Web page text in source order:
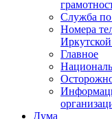
Служба по
Номера
Главное
Дума